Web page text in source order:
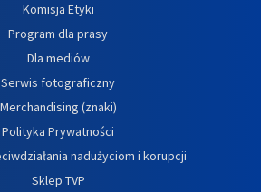
Komisja Etyki
Program dla prasy
Dla mediów
Serwis fotograficzny
Merchandising (znaki)
Polityka Prywatności
nadużyciom i korupcji
Sklep TVP